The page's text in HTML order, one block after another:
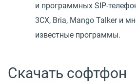
и программных SIP-
3CX, Bria, Mango Talker и
известные программы.
Скачать софтфон